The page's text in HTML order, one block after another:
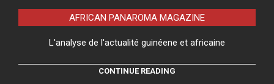
AFRICAN PANAROMA MAGAZINE
L'analyse de l'actualité guinéene et africaine
CONTINUE READING